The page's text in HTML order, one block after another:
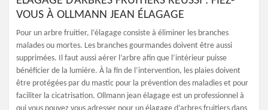
VOUS À OLLMANN JEAN ÉLAGAGE
Pour un arbre fruitier, l’élagage consiste à éliminer les branches
malades ou mortes. Les branches gourmandes doivent être aussi
supprimées. Il faut aussi aérer l’arbre afin que l’intérieur puisse
bénéficier de la lumière. À la fin de l’intervention, les plaies doivent
être protégées par du mastic pour la prévention des maladies et pour
faciliter la cicatrisation. Ollmann jean élagage est un professionnel à